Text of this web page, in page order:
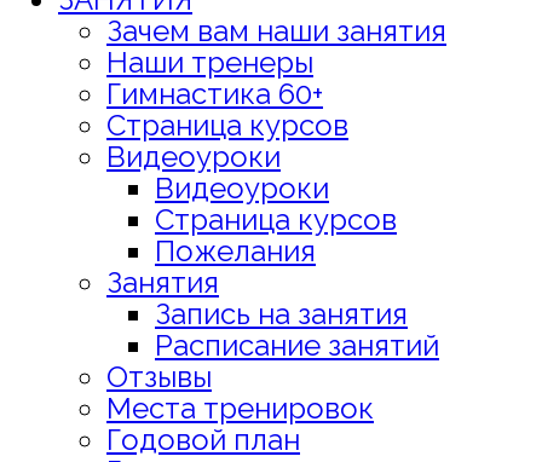
Зачем вам наши занятия
Наши тренеры
Гимнастика 60+
Страница курсов
Видеоуроки
Видеоуроки
Страница курсов
Пожелания
Занятия
Запись на занятия
Расписание занятий
Отзывы
Места тренировок
Годовой план